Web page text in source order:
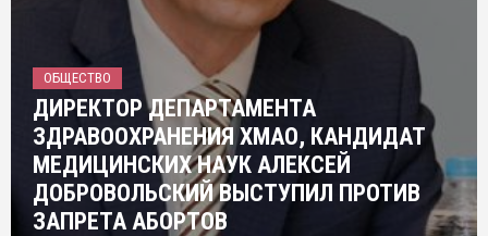
ОБЩЕСТВО
ДИРЕКТОР ДЕПАРТАМЕНТА
ЗДРАВООХРАНЕНИЯ ХМАО, КАНДИДАТ
МЕДИЦИНСКИХ НАУК АЛЕКСЕЙ
ДОБРОВОЛЬСКИЙ ВЫСТУПИЛ ПРОТИВ
ЗАПРЕТА АБОРТОВ